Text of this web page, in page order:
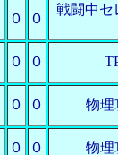
０ ０
戦闘中セ
０ ０
０ ０ 物理
０ ０ 物理